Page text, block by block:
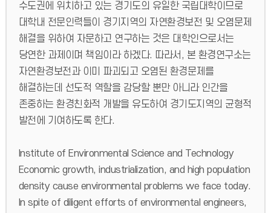
수도권에 위치하고 있는 경기도의 유일한 국립대학이므로
대학내 전문인력들이 경기지역의 자연환경보전 및 오염문제
해결을 위하여 자문하고 연구하는 것은 대학인으로서는
당연한 과제이며 책임이라 하겠다. 따라서, 본 환경연구소는
자연환경보전과 이미 파괴되고 오염된 환경문제를
해결하는데 선도적 역할을 감당할 뿐만 아니라 인간을
존중하는 환경친화적 개발을 유도하여 경기도지역의 균형적
발전에 기여하도록 한다.
Institute of Environmental Science and Technology
Economic growth, industrialization, and high population
density cause environmental problems we face today.
In spite of diligent efforts of environmental engineers,